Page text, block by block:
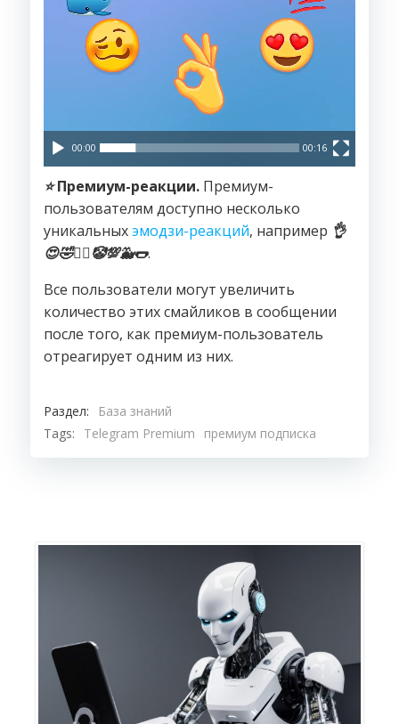
00:00 00:16
⭐️ Премиум-реакции. Премиум-
пользователям доступно несколько
уникальныхэмодзи-реакций, например 👌
😍🤣❤️‍🔥🤡💯🐳🌭.
Все пользователи могут увеличить
количество этих смайликов в сообщении
после того, как премиум-пользователь
отреагирует одним из них.
Раздел:
База знаний
Tags:
Telegram Premium премиум подписка